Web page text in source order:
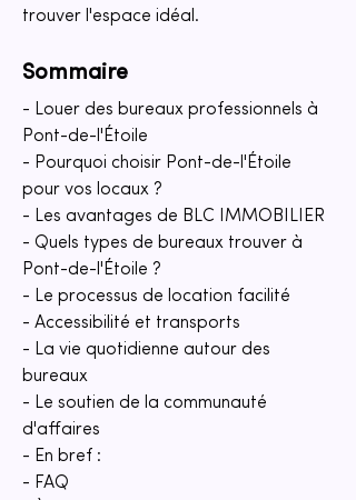
trouver l'espace idéal.
Sommaire
- Louer des bureaux professionnels à
Pont-de-l'Étoile
- Pourquoi choisir Pont-de-l'Étoile
pour vos locaux ?
- Les avantages de BLC IMMOBILIER
- Quels types de bureaux trouver à
Pont-de-l'Étoile ?
- Le processus de location facilité
- Accessibilité et transports
- La vie quotidienne autour des
bureaux
- Le soutien de la communauté
d'affaires
- En bref :
- FAQ